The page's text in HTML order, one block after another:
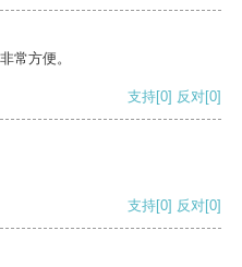
常方便。
支持[0] 反对[0]
支持[0] 反对[0]